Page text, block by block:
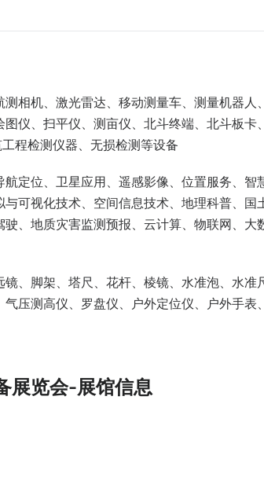
相机、激光雷达、移动测量车、测量机器人
仪、扫平仪、测亩仪、北斗终端、北斗板卡
程检测仪器、无损检测等设备
定位、卫星应用、遥感影像、位置服务、智
可视化技术、空间信息技术、地理科普、国
、地质灾害监测预报、云计算、物联网、大
、脚架、塔尺、花杆、棱镜、水准泡、水准
压测高仪、罗盘仪、户外定位仪、户外手表
展览会-展馆信息